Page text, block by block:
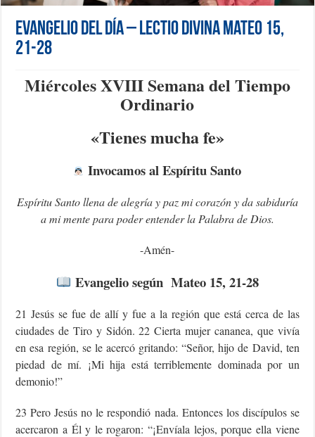
Evangelio del día – Lectio Divina Mateo 15,
21-28
Miércoles XVIII Semana del Tiempo
Ordinario
«Tienes mucha fe»
Invocamos al Espíritu Santo
Espíritu Santo llena de alegría y paz mi corazón y da sabiduría
a mi mente para poder entender la Palabra de Dios.
-Amén-
Evangelio según Mateo 15, 21-28
21 Jesús se fue de allí y fue a la región que está cerca de las
ciudades de Tiro y Sidón. 22 Cierta mujer cananea, que vivía
en esa región, se le acercó gritando: “Señor, hijo de David, ten
piedad de mí. ¡Mi hija está terriblemente dominada por un
demonio!”
23 Pero Jesús no le respondió nada. Entonces los discípulos se
acercaron a Él y le rogaron: “¡Envíala lejos, porque ella viene